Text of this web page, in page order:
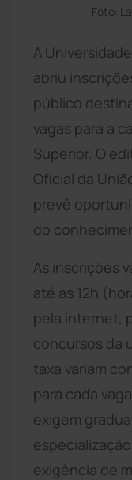
Foto:
A
abriu
público
vagas para a
Superior. O
Oficial da
prevê
do
As inscrições
até as 12h
pela internet,
concursos da
taxa variam
para cada
exigem
exigência de